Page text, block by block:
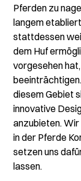
Pferden zu
langem
stattdessen
dem Huf
vorgesehen
diesem Gebiet
innovative
anzubieten. Wir
in der Pferde
setzen uns
lassen.